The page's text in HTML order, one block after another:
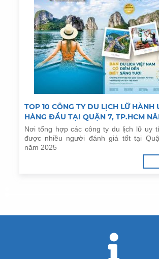
TOP 10 CÔNG TY DU LỊCH LỮ HÀNH
HÀNG ĐẦU TẠI QUẬN 7, TP.HCM
Nơi tổng hợp các công ty du lịch lữ uy
được nhiều người đánh giá tốt tại
năm 2025